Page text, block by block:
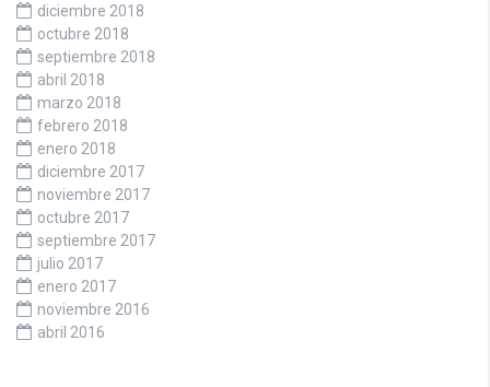
diciembre 2018
octubre 2018
septiembre 2018
abril 2018
marzo 2018
febrero 2018
enero 2018
diciembre 2017
noviembre 2017
octubre 2017
septiembre 2017
julio 2017
enero 2017
noviembre 2016
abril 2016